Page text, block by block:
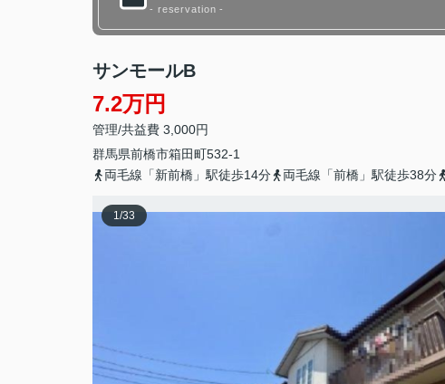
- reservation -
サンモールB
7.2万円
管理/共益費 3,000円
群馬県前橋市箱田町532-1
両毛線「新前橋」駅徒歩14分
両毛線「前橋」駅徒歩38分
1/33